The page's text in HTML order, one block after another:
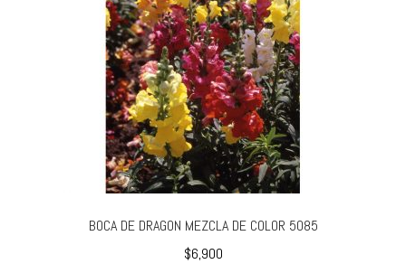
BOCA DE DRAGON MEZCLA DE COLOR 5085
$6,900